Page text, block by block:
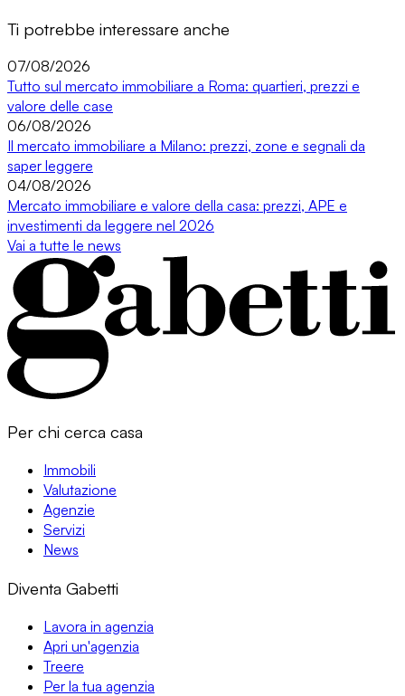
Ti potrebbe interessare anche
07/08/2026
Tutto sul mercato immobiliare a Roma: quartieri, prezzi e
valore delle case
06/08/2026
Il mercato immobiliare a Milano: prezzi, zone e segnali da
saper leggere
04/08/2026
Mercato immobiliare e valore della casa: prezzi, APE e
investimenti da leggere nel 2026
Vai a tutte le news
Per chi cerca casa
Immobili
Valutazione
Agenzie
Servizi
News
Diventa Gabetti
Lavora in agenzia
Apri un'agenzia
Treere
Per la tua agenzia